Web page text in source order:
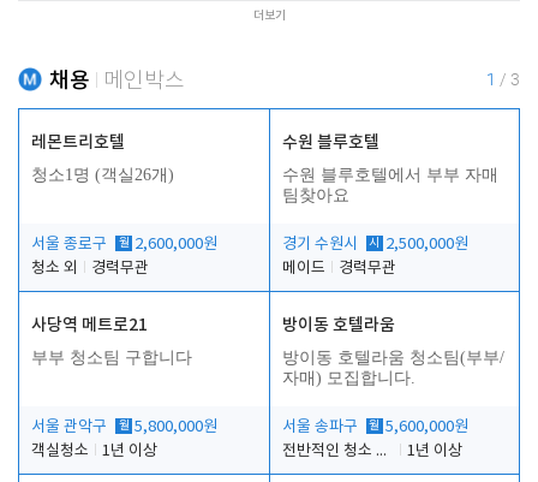
더보기
채용 메인박스 1 / 3
레몬트리호텔
청소1명 (객실26개)
서울 종로구 월 2,600,000원
청소 외
경력무관
수원 블루호텔
수원 블루호텔에서 부부 자매
팀찾아요
경기 수원시 시
2,500,000원
메이드
경력무관
사당역 메트로21
부부 청소팀 구합니다
서울 관악구 월 5,800,000원
객실청소
1년 이상
방이동 호텔라움
방이동 호텔라움 청소팀(부부/
자매) 모집합니다.
서울 송파구 월 5,600,000원
전반적인 청소 업무(객실청소.객실정리)
1년 이상